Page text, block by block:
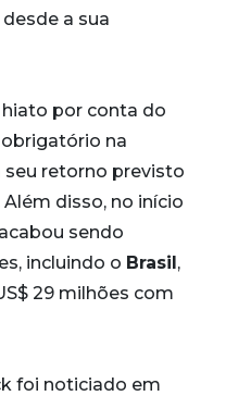
a sua
por conta do
na
seu retorno previsto
disso, no início
sendo
incluindo o Brasil,
29 milhões com
foi noticiado em